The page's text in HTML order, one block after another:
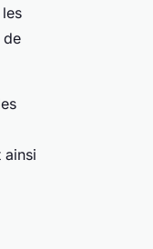
de
ainsi